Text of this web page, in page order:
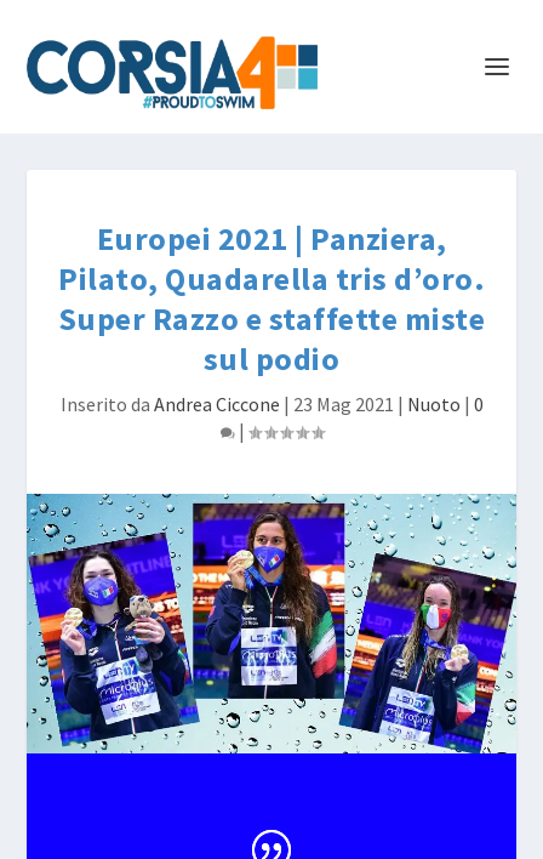
Europei 2021 | Panziera,
Pilato, Quadarella tris d’oro.
Super Razzo e staffette miste
sul podio
Inserito da Andrea Ciccone | 23 Mag 2021 | Nuoto | 0
|